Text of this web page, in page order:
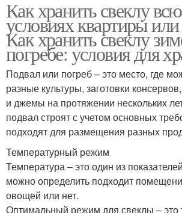
Как хранить свеклу
условиях квартиры
Как хранить свеклу
погребе: условия для
Подвал или погреб – это место, где
разные культуры, заготовки
и джемы на протяжении нескольких
подвал строят с учетом основных
подходят для размещения разных
Температурный режим
Температура – это один из
можно определить подходит
овощей или нет.
Оптимальный режим для свеклы – это